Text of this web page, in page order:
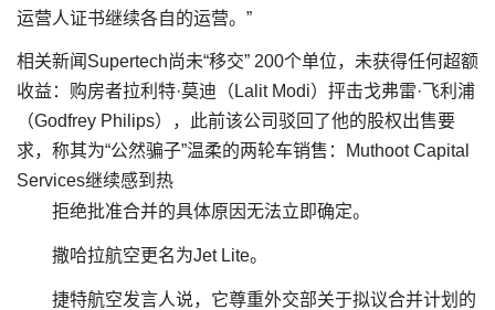
运营人证书继续各自的运营。”
相关新闻Supertech尚未“移交” 200个单位，未获得任何超额
收益：购房者拉利特·莫迪（Lalit Modi）抨击戈弗雷·飞利浦
（Godfrey Philips），此前该公司驳回了他的股权出售要
求，称其为“公然骗子”温柔的两轮车销售：Muthoot Capital
Services继续感到热
拒绝批准合并的具体原因无法立即确定。
撒哈拉航空更名为Jet Lite。
捷特航空发言人说，它尊重外交部关于拟议合并计划的